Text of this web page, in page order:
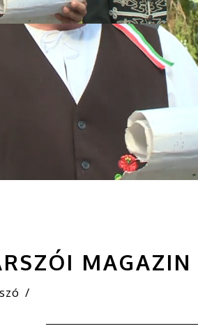
MAGAZIN